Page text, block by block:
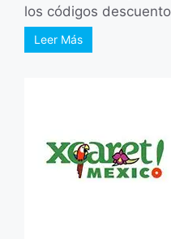
los códigos
Leer Más